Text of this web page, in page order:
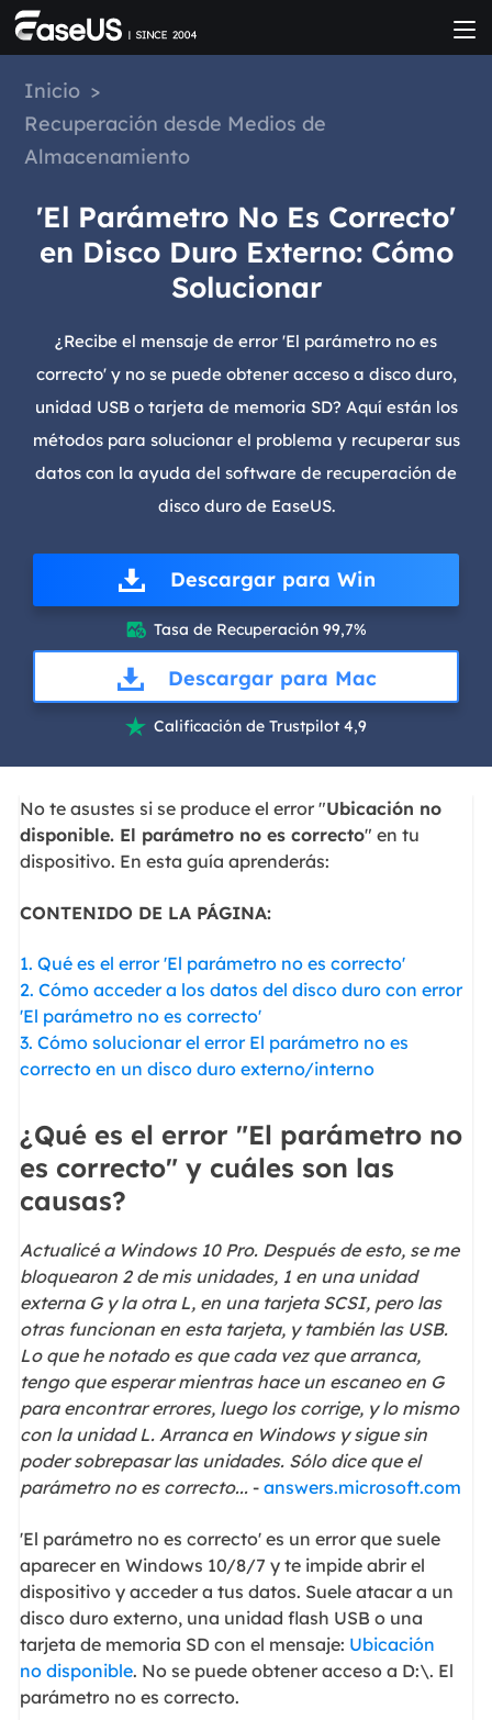
Inicio >
Recuperación desde Medios de
Almacenamiento
'El Parámetro No Es Correcto'
en Disco Duro Externo: Cómo
Solucionar
¿Recibe el mensaje de error 'El parámetro no es
correcto' y no se puede obtener acceso a disco duro,
unidad USB o tarjeta de memoria SD? Aquí están los
métodos para solucionar el problema y recuperar sus
datos con la ayuda del software de recuperación de
disco duro de EaseUS.
Descargar para Win
 Tasa de Recuperación 99,7%
Descargar para Mac
 Calificación de Trustpilot 4,9
No te asustes si se produce el error "Ubicación no
disponible. El parámetro no es correcto" en tu
dispositivo. En esta guía aprenderás:
CONTENIDO DE LA PÁGINA:
1. Qué es el error 'El parámetro no es correcto'
2. Cómo acceder a los datos del disco duro con error
'El parámetro no es correcto'
3. Cómo solucionar el error El parámetro no es
correcto en un disco duro externo/interno
¿Qué es el error "El parámetro no
es correcto" y cuáles son las
causas?
Actualicé a Windows 10 Pro. Después de esto, se me
bloquearon 2 de mis unidades, 1 en una unidad
externa G y la otra L, en una tarjeta SCSI, pero las
otras funcionan en esta tarjeta, y también las USB.
Lo que he notado es que cada vez que arranca,
tengo que esperar mientras hace un escaneo en G
para encontrar errores, luego los corrige, y lo mismo
con la unidad L. Arranca en Windows y sigue sin
poder sobrepasar las unidades. Sólo dice que el
parámetro no es correcto... - answers.microsoft.com
'El parámetro no es correcto' es un error que suele
aparecer en Windows 10/8/7 y te impide abrir el
dispositivo y acceder a tus datos. Suele atacar a un
disco duro externo, una unidad flash USB o una
tarjeta de memoria SD con el mensaje: Ubicación
no disponible. No se puede obtener acceso a D:\. El
parámetro no es correcto.